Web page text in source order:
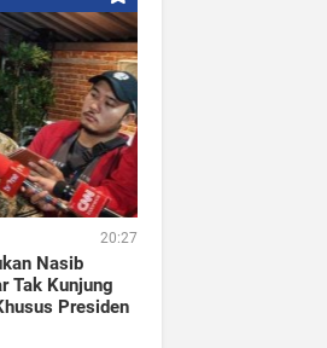
20:27
Nasib
Tak Kunjung
Presiden